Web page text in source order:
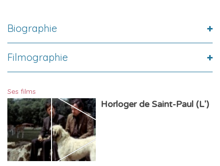
Biographie
Filmographie
Ses films
Horloger de Saint-Paul (L')